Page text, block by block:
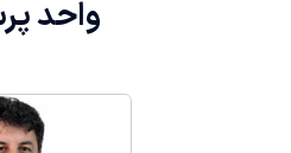
واحد